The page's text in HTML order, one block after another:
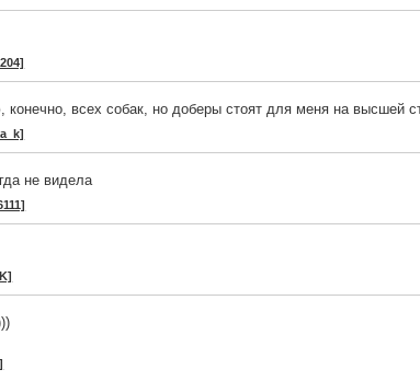
всех собак, но доберы стоят для меня на высшей
не видела